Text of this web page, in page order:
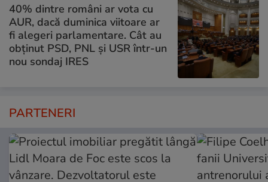
40% dintre români ar vota cu
AUR, dacă duminica viitoare ar
fi alegeri parlamentare. Cât au
obținut PSD, PNL și USR într-un
nou sondaj IRES
PARTENERI